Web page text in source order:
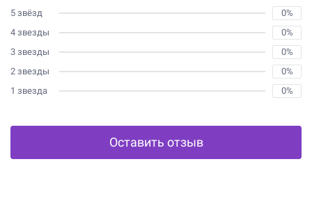
5 звёзд
0%
4 звезды
0%
3 звезды
0%
2 звезды
0%
1 звезда
0%
Оставить отзыв